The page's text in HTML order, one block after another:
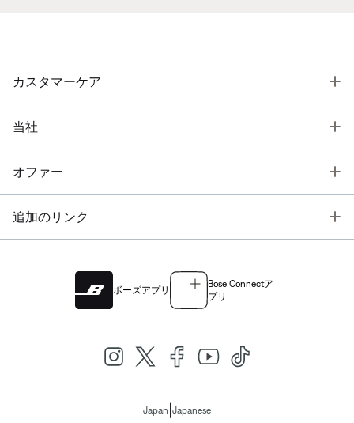
カスタマーケア
当社
オファー
追加のリンク
ボーズアプリ
Bose Connectア
プリ
Japan Japanese